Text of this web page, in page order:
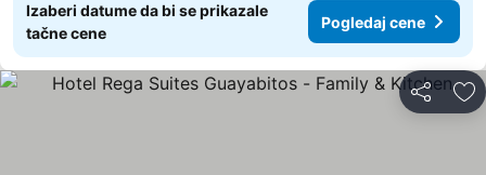
Izaberi datume da bi se prikazale
tačne cene
Pogledaj cene
Deli